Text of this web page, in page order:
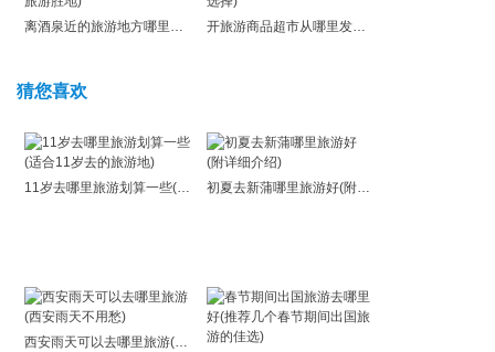
离酒泉近的旅游地方哪里好(推荐几个距离酒泉较近的旅游胜地) 开旅游商品超市从哪里发货(旅游商品超市的发货地点选择)
猜您喜欢
11岁去哪里旅游划算一些(适合11岁去的旅游地) 初夏去新蒲哪里旅游好(附详细介绍)
西安雨天可以去哪里旅游(西安雨天不用愁)